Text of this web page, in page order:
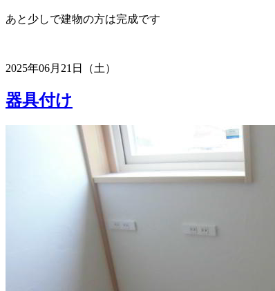
あと少しで建物の方は完成です
2025年06月21日（土）
器具付け